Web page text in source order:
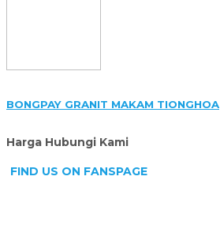
BONGPAY GRANIT MAKAM TIONGHOA
Harga Hubungi Kami
FIND US ON FANSPAGE